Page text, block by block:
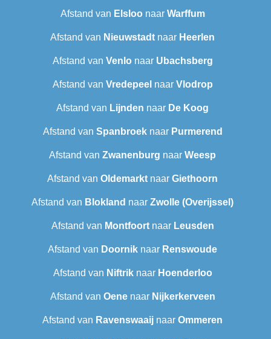
Afstand van Elsloo naar Warffum
Afstand van Nieuwstadt naar Heerlen
Afstand van Venlo naar Ubachsberg
Afstand van Vredepeel naar Vlodrop
Afstand van Lijnden naar De Koog
Afstand van Spanbroeknaar Purmerend
Afstand van Zwanenburg naar Weesp
Afstand van Oldemarkt naar Giethoorn
Afstand van Blokland naar Zwolle (Overijssel)
Afstand van Montfoortnaar Leusden
Afstand van Doornik naar Renswoude
Afstand van Niftriknaar Hoenderloo
Afstand van Oenenaar Nijkerkerveen
Afstand van Ravenswaaij naar Ommeren